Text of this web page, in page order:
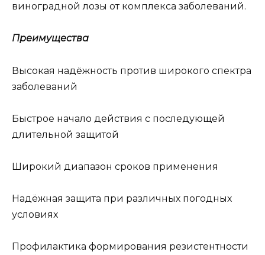
виноградной лозы от комплекса заболеваний.
Преимущества
Высокая надёжность против широкого спектра
заболеваний
Быстрое начало действия с последующей
длительной защитой
Широкий диапазон сроков применения
Надёжная защита при различных погодных
условиях
Профилактика формирования резистентности